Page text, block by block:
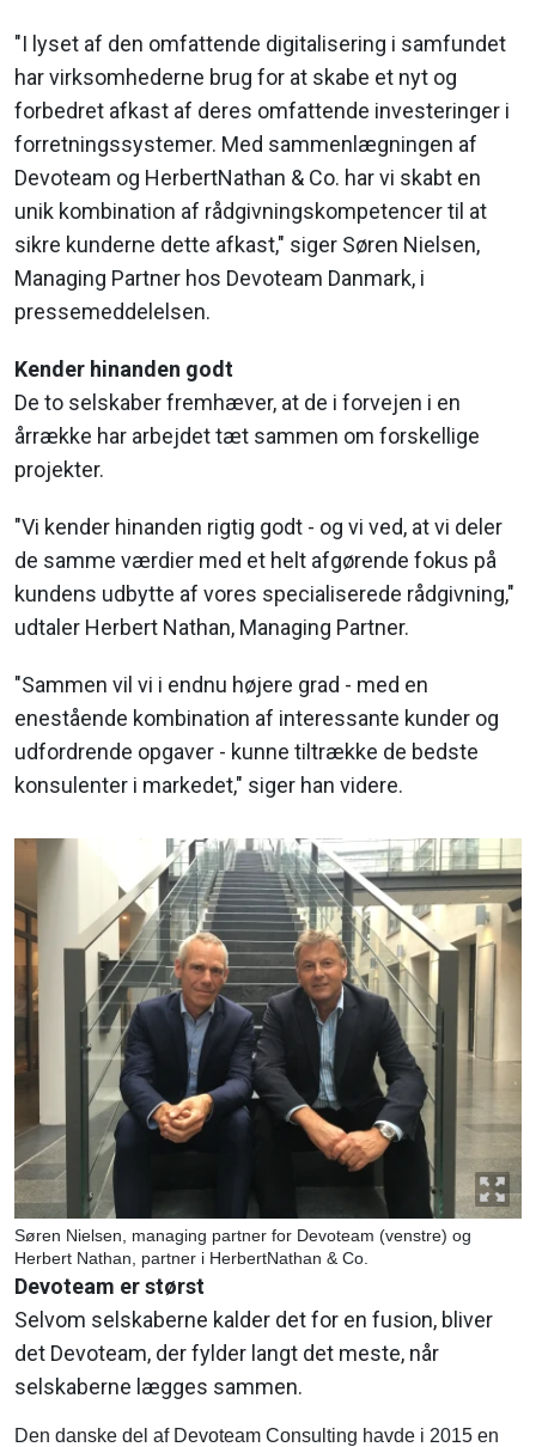
"I lyset af den omfattende digitalisering i samfundet
har virksomhederne brug for at skabe et nyt og
forbedret afkast af deres omfattende investeringer i
forretningssystemer. Med sammenlægningen af
Devoteam og HerbertNathan & Co. har vi skabt en
unik kombination af rådgivningskompetencer til at
sikre kunderne dette afkast," siger Søren Nielsen,
Managing Partner hos Devoteam Danmark, i
pressemeddelelsen.
Kender hinanden godt
De to selskaber fremhæver, at de i forvejen i en
årrække har arbejdet tæt sammen om forskellige
projekter.
"Vi kender hinanden rigtig godt - og vi ved, at vi deler
de samme værdier med et helt afgørende fokus på
kundens udbytte af vores specialiserede rådgivning,"
udtaler Herbert Nathan, Managing Partner.
"Sammen vil vi i endnu højere grad - med en
enestående kombination af interessante kunder og
udfordrende opgaver - kunne tiltrække de bedste
konsulenter i markedet," siger han videre.
Søren Nielsen, managing partner for Devoteam (venstre) og
Herbert Nathan, partner i HerbertNathan & Co.
Devoteam er størst
Selvom selskaberne kalder det for en fusion, bliver
det Devoteam, der fylder langt det meste, når
selskaberne lægges sammen.
Den danske del af Devoteam Consulting havde i 2015 en